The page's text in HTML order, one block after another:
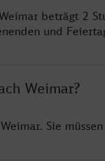
beträgt 2
und
Weimar?
Sie